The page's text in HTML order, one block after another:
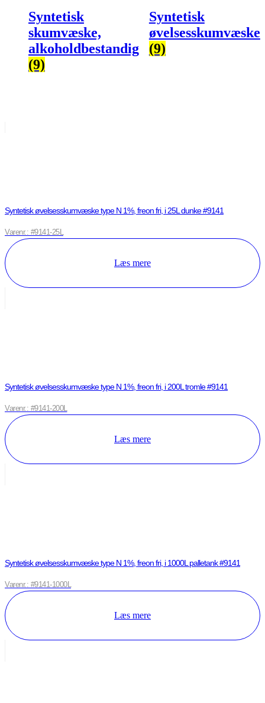
Syntetisk
skumvæske,
alkoholdbestandig
(9)
Syntetisk
øvelsesskumvæske
(9)
Syntetisk øvelsesskumvæske type N 1%, freon fri, i 25L dunke #9141
Varenr.: #9141-25L
Læs mere
Syntetisk øvelsesskumvæske type N 1%, freon fri, i 200L tromle #9141
Varenr.: #9141-200L
Læs mere
Syntetisk øvelsesskumvæske type N 1%, freon fri, i 1000L palletank #9141
Varenr.: #9141-1000L
Læs mere